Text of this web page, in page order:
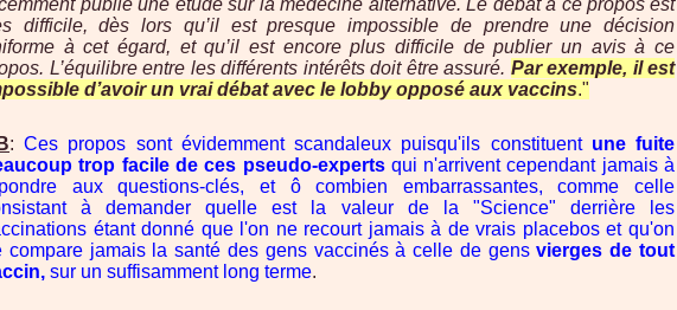
publié une étude sur la médecine alternative. Le débat à ce propos est
difficile, dès lors qu’il est presque impossible de prendre une décision
à cet égard, et qu’il est encore plus difficile de publier un avis à ce
L’équilibre entre les différents intérêts doit être assuré. Par exemple, il est
d’avoir un vrai débat avec le lobby opposé aux vaccins."
:Ces propos sont évidemment scandaleux puisqu'ils constituent une fuite
trop facile de ces pseudo-expertsqui n'arrivent cependant jamais à
aux questions-clés, et ô combien embarrassantes, comme celle
à demander quelle est la valeur de la "Science" derrière les
étant donné que l'on ne recourt jamais à de vrais placebos et qu'on
compare jamais la santé des gens vaccinés à celle de gensvierges de tout
sur un suffisamment long terme.